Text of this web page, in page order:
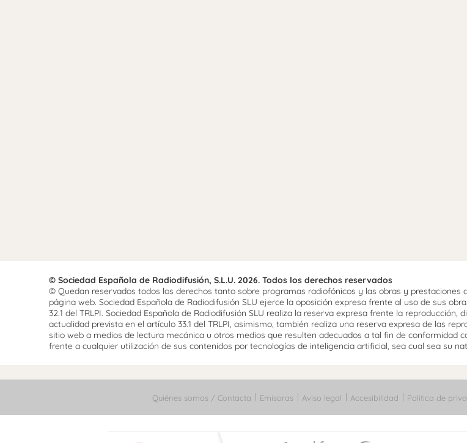
© Sociedad Española de Radiodifusión, S.L.U. 2026. Todos los derechos reservados
© Quedan reservados todos los derechos tanto sobre programas radiofónicos y las obras y
página web. Sociedad Española de Radiodifusión SLU ejerce la oposición expresa frente al uso de sus
32.1 del TRLPI. Sociedad Española de Radiodifusión SLU realiza la reserva expresa frente la
actualidad prevista en el artículo 33.1 del TRLPI, asimismo, también realiza una reserva expresa de las
sitio web a medios de lectura mecánica u otros medios que resulten adecuados a tal fin de conformidad
frente a cualquier utilización de sus contenidos por tecnologías de inteligencia artificial, sea cual sea su
Quiénes somos / Contacta Emisoras Aviso legal Accesibilidad Política de